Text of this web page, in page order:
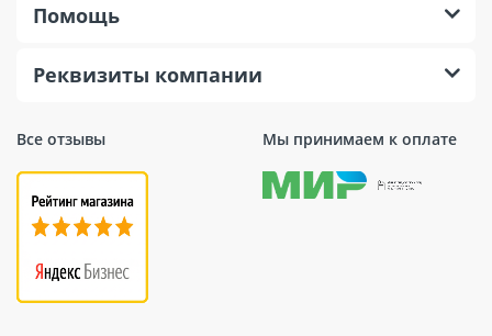
Все отзывы Мы принимаем к оплате
Помощь
Реквизиты компании